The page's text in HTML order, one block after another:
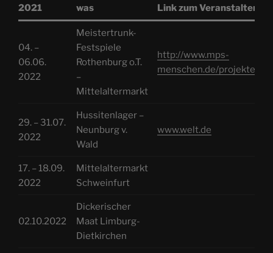
2021 was Link zum Veranstalter
04. –
06.06.
2022
Meistertrunk-
Festspiele
Rothenburg o.T.
–
Mittelaltermarkt
http://www.mps-
menschen.de/projekte/
29. – 31.07.
2022
Hussitenlager –
Neunburg v.
Wald
www.welt.de
17. – 18.09.
2022
Mittelaltermarkt
Schweinfurt
02.10.2022
Dickerischer
Maat Limburg-
Dietkirchen